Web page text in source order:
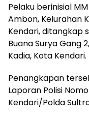
Pelaku berinisial
Ambon, Kelurahan
Kendari, ditangkap
Buana Surya Gang
Kadia, Kota Kendari.
Penangkapan
Laporan Polisi
Kendari/Polda